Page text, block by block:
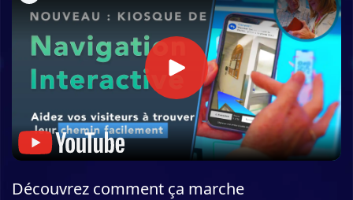
kiosques de navigation interactif
Eye-In Média pour les hôpitaux
Découvrez comment ça marche